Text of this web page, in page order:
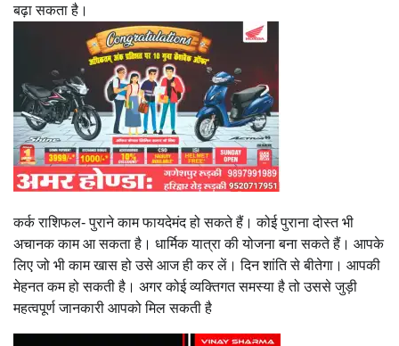
बढ़ा सकता है।
कर्क राशिफल- पुराने काम फायदेमंद हो सकते हैं। कोई पुराना दोस्त भी
अचानक काम आ सकता है। धार्मिक यात्रा की योजना बना सकते हैं। आपके
लिए जो भी काम खास हो उसे आज ही कर लें। दिन शांति से बीतेगा। आपकी
मेहनत कम हो सकती है। अगर कोई व्यक्तिगत समस्या है तो उससे जुड़ी
महत्वपूर्ण जानकारी आपको मिल सकती है